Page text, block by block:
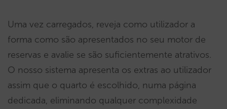
Uma vez carregados, reveja como utilizador a
forma como são apresentados no seu motor de
reservas e avalie se são suficientemente atrativos.
O nosso sistema apresenta os extras ao utilizador
assim que o quarto é escolhido, numa página
dedicada, eliminando qualquer complexidade